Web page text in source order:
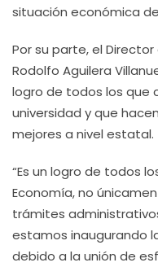
situación económica
Por su parte, el
Rodolfo Aguilera
logro de todos los que
universidad y que
mejores a nivel estatal.
“Es un logro de todos
Economía, no
trámites
estamos inaugurando
debido a la unión de